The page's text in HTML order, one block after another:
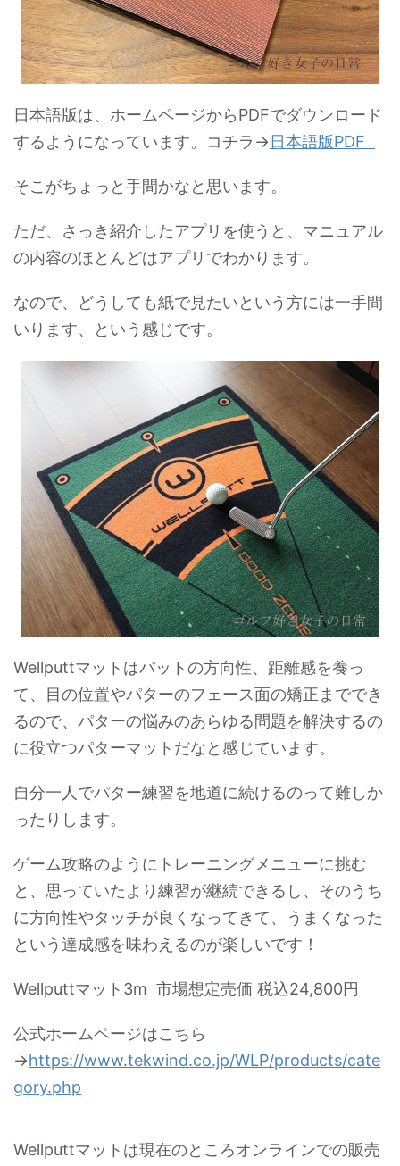
日本語版は、ホームページからPDFでダウンロード
するようになっています。コチラ→日本語版PDF
そこがちょっと手間かなと思います。
ただ、さっき紹介したアプリを使うと、マニュアル
の内容のほとんどはアプリでわかります。
なので、どうしても紙で見たいという方には一手間
いります、という感じです。
Wellputtマットはパットの方向性、距離感を養っ
て、目の位置やパターのフェース面の矯正まででき
るので、パターの悩みのあらゆる問題を解決するの
に役立つパターマットだなと感じています。
自分一人でパター練習を地道に続けるのって難しか
ったりします。
ゲーム攻略のようにトレーニングメニューに挑む
と、思っていたより練習が継続できるし、そのうち
に方向性やタッチが良くなってきて、うまくなった
という達成感を味わえるのが楽しいです！
Wellputtマット3m 市場想定売価 税込24,800円
公式ホームページはこちら
→https://www.tekwind.co.jp/WLP/products/cate
gory.php
Wellputtマットは現在のところオンラインでの販売